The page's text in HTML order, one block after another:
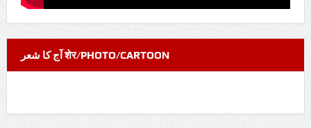
آج کا شعر शेर/PHOTO/CARTOON